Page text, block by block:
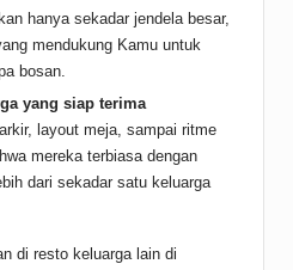
hanya sekadar jendela besar,
mendukung Kamu untuk
bosan.
yang siap terima
layout meja, sampai ritme
mereka terbiasa dengan
dari sekadar satu keluarga
di resto keluarga lain di